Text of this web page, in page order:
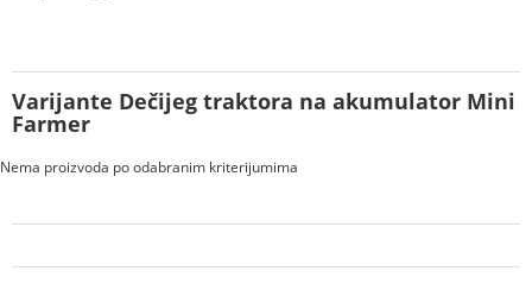
Varijante Dečijeg traktora na akumulator Mini
Farmer
Nema proizvoda po odabranim kriterijumima